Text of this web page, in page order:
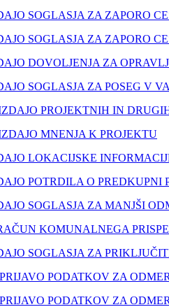
SOGLASJA ZA ZAPORO
SOGLASJA ZA ZAPORO
DOVOLJENJA ZA
SOGLASJA ZA POSEG V
PROJEKTNIH IN
MNENJA K PROJEKTU
LOKACIJSKE
POTRDILA O PREDKUPNI
SOGLASJA ZA MANJŠI
KOMUNALNEGA
SOGLASJA ZA
PODATKOV ZA
PODATKOV ZA